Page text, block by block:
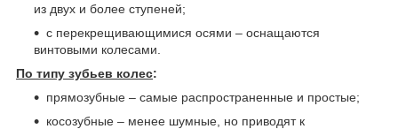
из двух и более ступеней;
с перекрещивающимися осями – оснащаются
винтовыми колесами.
По типу зубьев колес:
прямозубные – самые распространенные и простые;
косозубные – менее шумные, но приводят к